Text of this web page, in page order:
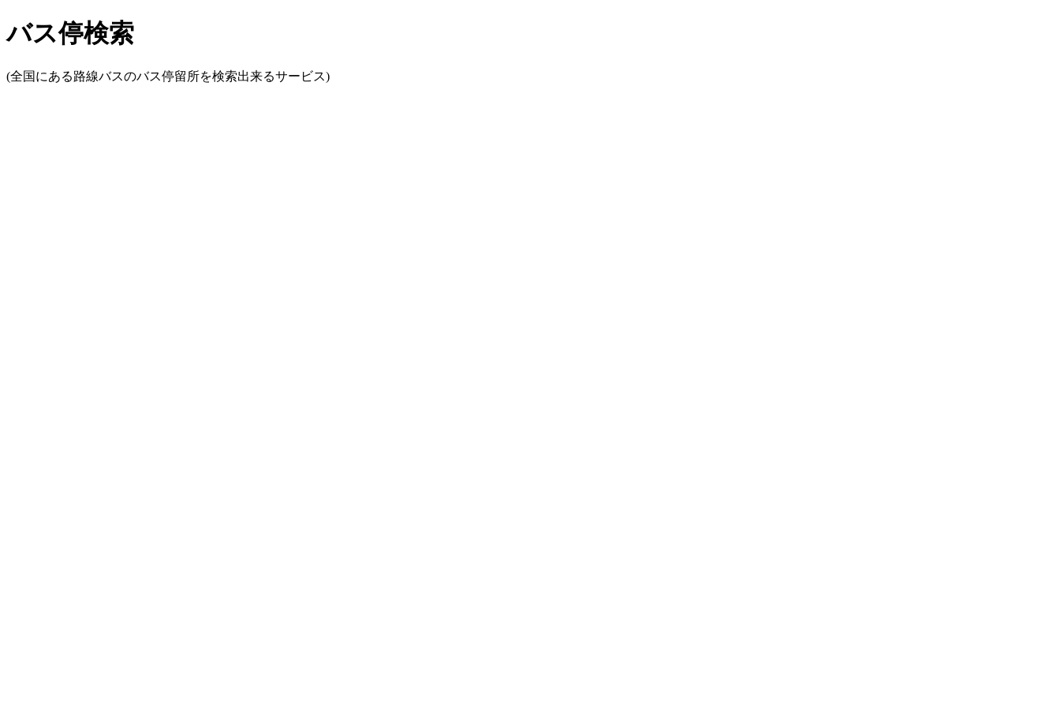
バス停検索
(全国にある路線バスのバス停留所を検索出来るサービス)